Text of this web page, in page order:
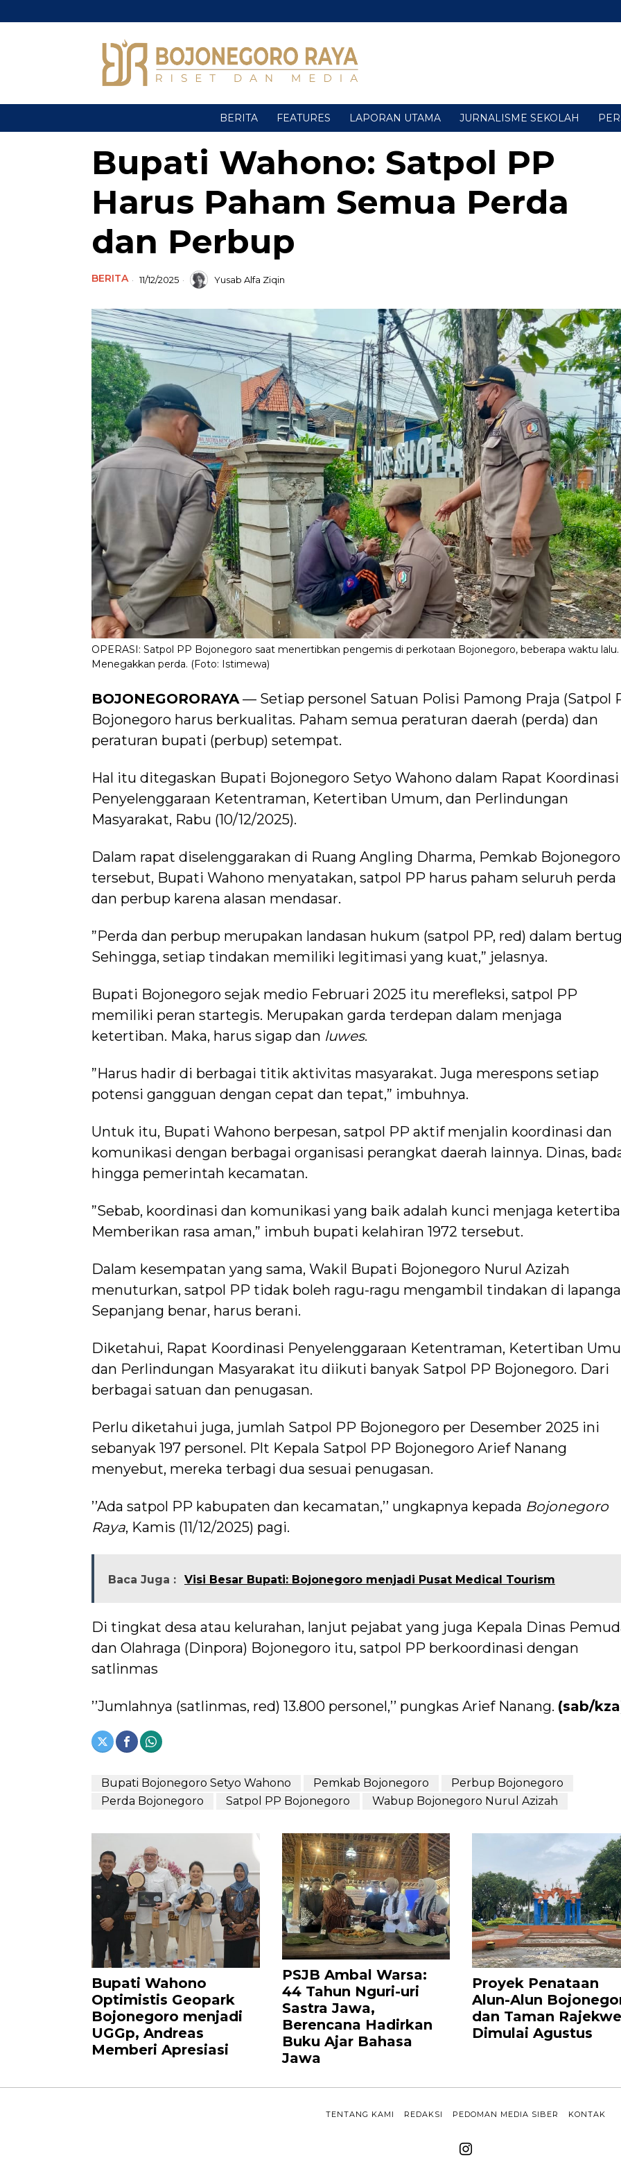
BERITA FEATURES LAPORAN UTAMA JURNALISME SEKOLAH
Bupati Wahono: Satpol PP
Harus Paham Semua Perda
dan Perbup
BERITA 11/12/2025 Yusab Alfa Ziqin
OPERASI: Satpol PP Bojonegoro saat menertibkan pengemis di perkotaan Bojonegoro, beberapa waktu lalu.
Menegakkan perda. (Foto: Istimewa)
BOJONEGORORAYA— Setiap personel Satuan Polisi Pamong Praja (Satpol
Bojonegoro harus berkualitas. Paham semua peraturan daerah (perda) dan
peraturan bupati (perbup) setempat.
Hal itu ditegaskan Bupati Bojonegoro Setyo Wahono dalam Rapat Koordinasi
Penyelenggaraan Ketentraman, Ketertiban Umum, dan Perlindungan
Masyarakat, Rabu (10/12/2025).
Dalam rapat diselenggarakan di Ruang Angling Dharma, Pemkab Bojonegoro
tersebut, Bupati Wahono menyatakan, satpol PP harus paham seluruh perda
dan perbup karena alasan mendasar.
”Perda dan perbup merupakan landasan hukum (satpol PP, red) dalam
Sehingga, setiap tindakan memiliki legitimasi yang kuat,” jelasnya.
Bupati Bojonegoro sejak medio Februari 2025 itu merefleksi, satpol PP
memiliki peran startegis. Merupakan garda terdepan dalam menjaga
ketertiban. Maka, harus sigap dan luwes.
”Harus hadir di berbagai titik aktivitas masyarakat. Juga merespons setiap
potensi gangguan dengan cepat dan tepat,” imbuhnya.
Untuk itu, Bupati Wahono berpesan, satpol PP aktif menjalin koordinasi dan
komunikasi dengan berbagai organisasi perangkat daerah lainnya. Dinas,
hingga pemerintah kecamatan.
”Sebab, koordinasi dan komunikasi yang baik adalah kunci menjaga
Memberikan rasa aman,” imbuh bupati kelahiran 1972 tersebut.
Dalam kesempatan yang sama, Wakil Bupati Bojonegoro Nurul Azizah
menuturkan, satpol PP tidak boleh ragu-ragu mengambil tindakan di
Sepanjang benar, harus berani.
Diketahui, Rapat Koordinasi Penyelenggaraan Ketentraman, Ketertiban
dan Perlindungan Masyarakat itu diikuti banyak Satpol PP Bojonegoro. Dari
berbagai satuan dan penugasan.
Perlu diketahui juga, jumlah Satpol PP Bojonegoro per Desember 2025 ini
sebanyak 197 personel. Plt Kepala Satpol PP Bojonegoro Arief Nanang
menyebut, mereka terbagi dua sesuai penugasan.
’’Ada satpol PP kabupaten dan kecamatan,’’ ungkapnya kepada Bojonegoro
Raya, Kamis (11/12/2025) pagi.
Baca Juga : Visi Besar Bupati: Bojonegoro menjadi Pusat Medical Tourism
Di tingkat desa atau kelurahan, lanjut pejabat yang juga Kepala Dinas
dan Olahraga (Dinpora) Bojonegoro itu, satpol PP berkoordinasi dengan
satlinmas
’’Jumlahnya (satlinmas, red) 13.800 personel,’’ pungkas Arief Nanang. (sab/
Bupati Bojonegoro Setyo Wahono Pemkab Bojonegoro
Perbup Bojonegoro
Perda Bojonegoro
Satpol PP Bojonegoro Wabup Bojonegoro Nurul Azizah
Bupati Wahono
Optimistis Geopark
Bojonegoro menjadi
UGGp, Andreas
Memberi Apresiasi
PSJB Ambal Warsa:
44 Tahun Nguri-uri
Sastra Jawa,
Berencana Hadirkan
Buku Ajar Bahasa
Jawa
Proyek Penataan
Alun-Alun
dan Taman
Dimulai Agustus
TENTANG KAMI REDAKSI PEDOMAN MEDIA SIBER KONTAK